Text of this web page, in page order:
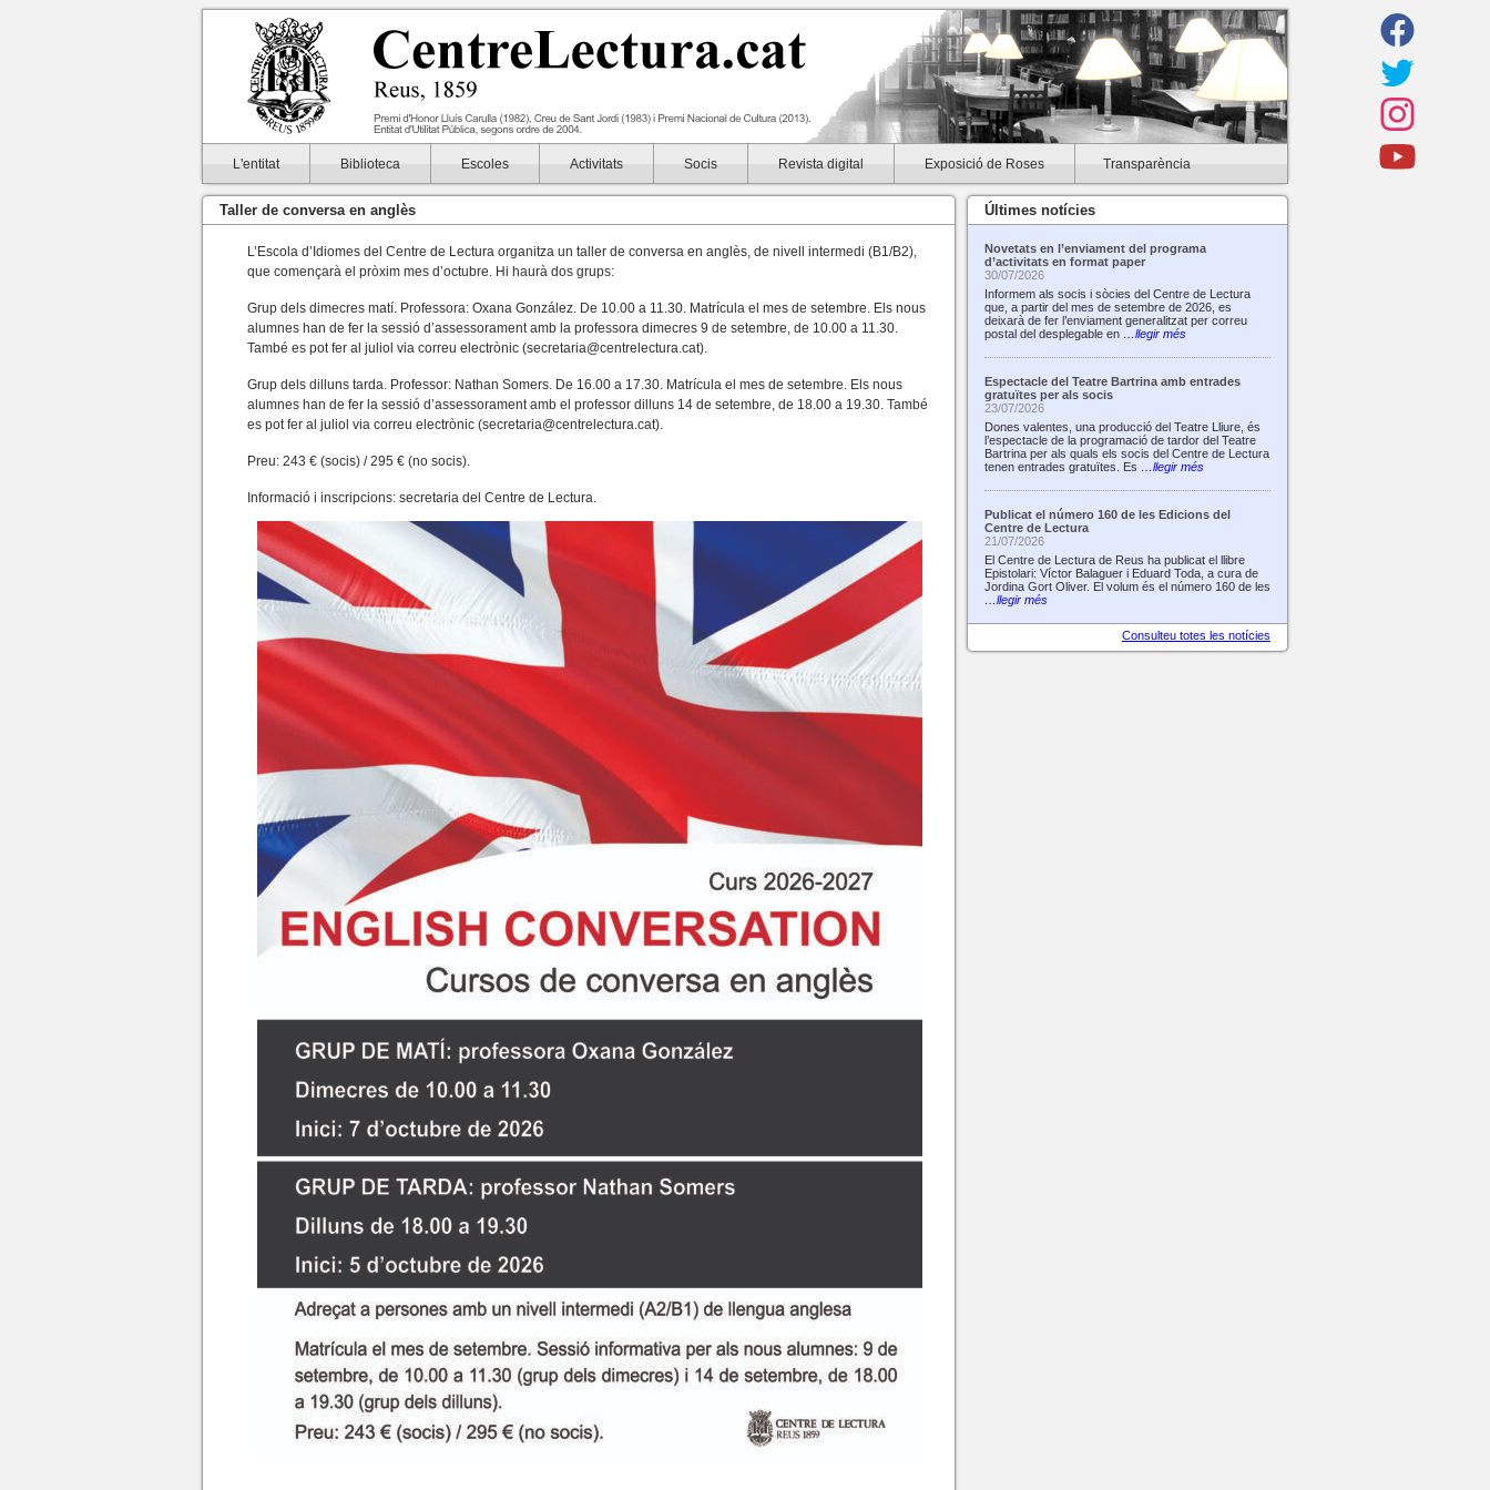
L'entitat Biblioteca Escoles Activitats Socis Revista digital Exposició de Roses Transparència
Taller de conversa en anglès
L’Escola d’Idiomes del Centre de Lectura organitza un taller de conversa en anglès, de nivell intermedi (B1/B2),
que començarà el pròxim mes d’octubre. Hi haurà dos grups:
Grup dels dimecres matí. Professora: Oxana González. De 10.00 a 11.30. Matrícula el mes de setembre. Els nous
alumnes han de fer la sessió d’assessorament amb la professora dimecres 9 de setembre, de 10.00 a 11.30.
També es pot fer al juliol via correu electrònic (secretaria@centrelectura.cat).
Grup dels dilluns tarda. Professor: Nathan Somers. De 16.00 a 17.30. Matrícula el mes de setembre. Els nous
alumnes han de fer la sessió d’assessorament amb el professor dilluns 14 de setembre, de 18.00 a 19.30. També
es pot fer al juliol via correu electrònic (secretaria@centrelectura.cat).
Preu: 243 € (socis) / 295 € (no socis).
Informació i inscripcions: secretaria del Centre de Lectura.
Últimes notícies
Novetats en l’enviament del programa
d’activitats en format paper
30/07/2026
Informem als socis i sòcies del Centre de Lectura
que, a partir del mes de setembre de 2026, es
deixarà de fer l’enviament generalitzat per correu
postal del desplegable en …llegir més
Espectacle del Teatre Bartrina amb entrades
gratuïtes per als socis
23/07/2026
Dones valentes, una producció del Teatre Lliure, és
l’espectacle de la programació de tardor del Teatre
Bartrina per als quals els socis del Centre de Lectura
tenen entrades gratuïtes. Es …llegir més
Publicat el número 160 de les Edicions del
Centre de Lectura
21/07/2026
El Centre de Lectura de Reus ha publicat el llibre
Epistolari: Víctor Balaguer i Eduard Toda, a cura de
Jordina Gort Oliver. El volum és el número 160 de les
…llegir més
Consulteu totes les notícies